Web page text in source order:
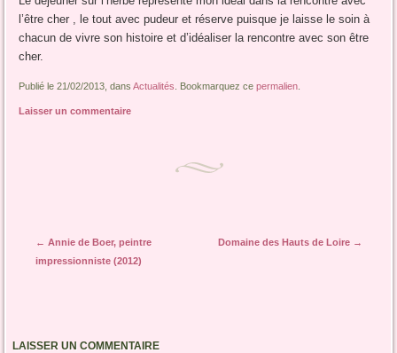
l’être cher , le tout avec pudeur et réserve puisque je laisse le soin à
chacun de vivre son histoire et d’idéaliser la rencontre avec son être
cher.
Publié le 21/02/2013, dansActualités . Bookmarquez cepermalien
Laisser un commentaire
Navigation des articles
← Annie de Boer, peintre
impressionniste (2012)
Domaine des Hauts de Loire →
LAISSER UN COMMENTAIRE